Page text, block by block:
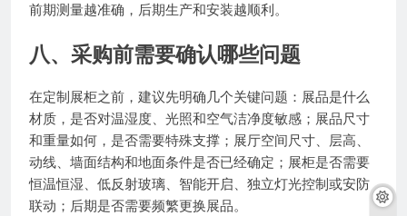
前期测量越准确，后期生产和安装越顺利。
八、采购前需要确认哪些问题
在定制展柜之前，建议先明确几个关键问题：展品是什么
材质，是否对温湿度、光照和空气洁净度敏感；展品尺寸
和重量如何，是否需要特殊支撑；展厅空间尺寸、层高、
动线、墙面结构和地面条件是否已经确定；展柜是否需要
恒温恒湿、低反射玻璃、智能开启、独立灯光控制或安防
联动；后期是否需要频繁更换展品。